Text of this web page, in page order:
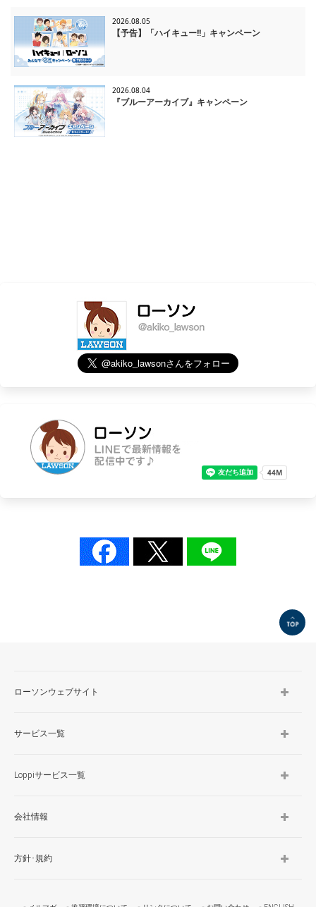
2026.08.05
【予告】「ハイキュー!!」キャンペーン
2026.08.04
『ブルーアーカイブ』キャンペーン
ローソンウェブサイト
サービス一覧
Loppiサービス一覧
会社情報
方針･規約